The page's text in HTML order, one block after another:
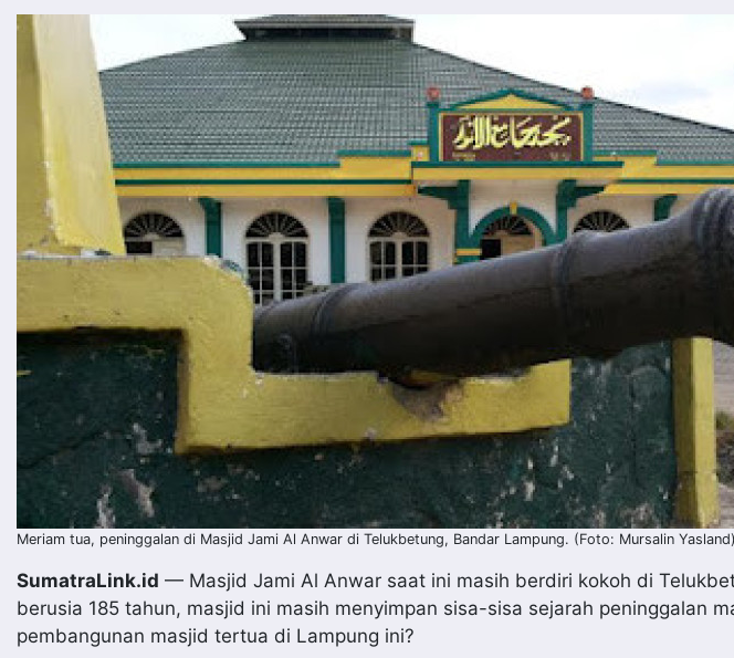
Meriam tua, peninggalan di Masjid Jami Al Anwar di Telukbetung, Bandar Lampung. (Foto: Mursalin Yasland)
SumatraLink.id — Masjid Jami Al Anwar saat ini masih berdiri kokoh di
berusia 185 tahun, masjid ini masih menyimpan sisa-sisa sejarah peninggalan
pembangunan masjid tertua di Lampung ini?